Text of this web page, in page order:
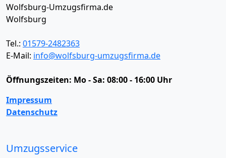
Wolfsburg-Umzugsfirma.de
Wolfsburg
Tel.: 01579-2482363
E-Mail: info@wolfsburg-umzugsfirma.de
Öffnungszeiten: Mo - Sa: 08:00 - 16:00 Uhr
Impressum
Datenschutz
Umzugsservice